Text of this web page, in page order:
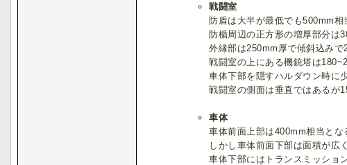
戦闘室
防盾は大半が最低でも500mm
防楯周辺の正方形の増厚部分は
外縁部は250mm厚で傾斜込み
戦闘室の上にある機銃塔は
車体下部を隠すハルダウン時に
戦闘室の側面は垂直ではあるが
車体
車体前面上部は400mm相当とな
しかし車体前面下部は面積が広
車体下部にはトランスミッショ